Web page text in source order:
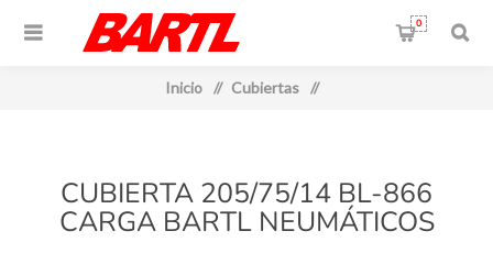
0
Inicio / Cubiertas /
CUBIERTA 205/75/14 BL-866
CARGA BARTL NEUMÁTICOS